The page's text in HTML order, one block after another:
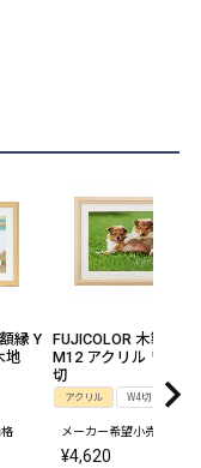
縁 Y
地
FUJICOLOR 木製額縁
M12 アクリル ワイド
切
アクリル W4切
メーカー希望小売価格
¥4,620